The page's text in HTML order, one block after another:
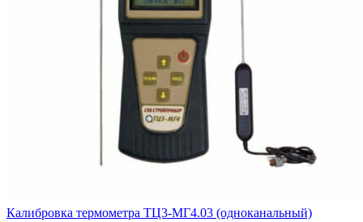
Калибровка термометра ТЦ3-МГ4.03 (одноканальный)